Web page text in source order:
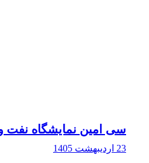
سی امین نمایشگاه نفت و
23 اردیبهشت 1405